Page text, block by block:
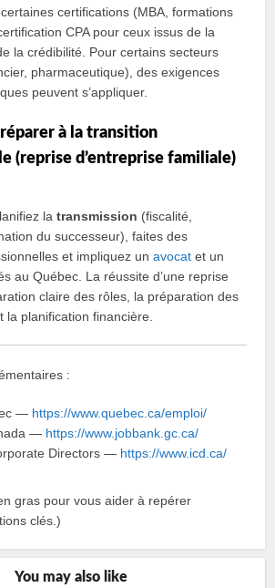
certifications (MBA, formations
CPA pour ceux issus de la
la crédibilité. Pour certains secteurs
pharmaceutique), des exigences
peuvent s’appliquer.
à la transition
(reprise d’entreprise familiale)
latransmission (fiscalité,
du successeur), faites des
et impliquez unavocat et un
au Québec. La réussite d’une reprise
claire des rôles, la préparation des
la planification financière.
:
— https://www.quebec.ca/emploi/
— https://www.jobbank.gc.ca/
Directors — https://www.icd.ca/
gras pour vous aider à repérer
clés.)
You may also like